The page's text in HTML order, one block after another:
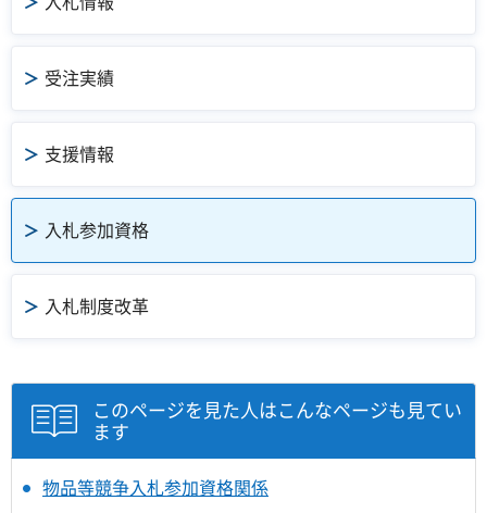
受注実績
支援情報
入札参加資格
入札制度改革
このページを見た人はこんなページも見てい
ます
物品等競争入札参加資格関係